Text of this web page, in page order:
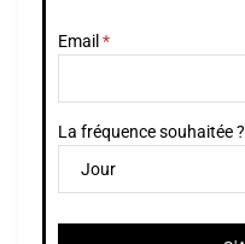
Email
La fréquence souhaitée ?